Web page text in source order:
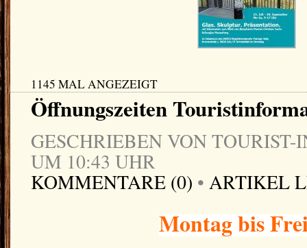
1145 MAL ANGEZEIGT
Öffnungszeiten
GESCHRIEBEN VON TOURIST-
UM 10:43 UHR
KOMMENTARE (0) • ARTIKEL
Montag bis